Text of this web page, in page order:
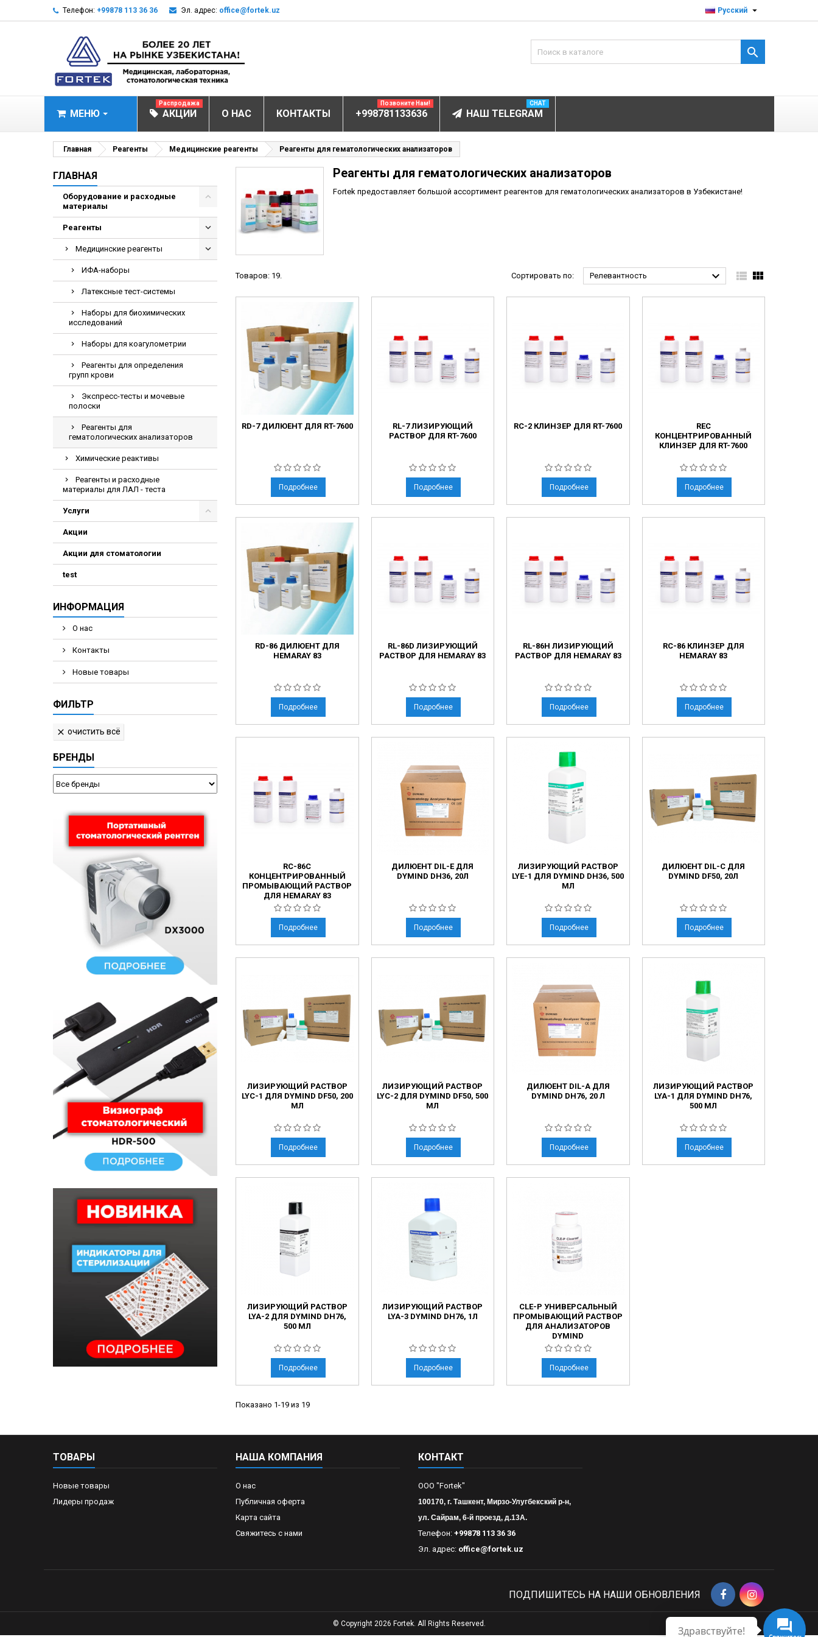
Телефон: +99878 113 36 36 Эл. адрес: office@fortek.uz Русский 

МЕНЮ
МЕДИЦИНСКОЕ ОБОРУДОВАНИЕ
Анализаторы газов и электролитов
Анализатор иммунофлюоресцентный
Анализаторы иммунохемилюминесцентные (ИХЛА)
Анализаторы мочи
Видеокольпоскопы
Видеоэндоскопы
Гематологические анализаторы
Инкубаторы для новорожденных
ИФА-анализаторы и вошеры
Коагулометрия
ЛОР-Комбайны
Насосы шприцевые и инфузионные
ПЦР анализаторы
Рентгеновское оборудование и маммографы
Тракционные кровати
УЗИ аппараты
Электрокардиографы
Электрохирургические коагуляторы
Экстракторы нуклеиновых кислот
АКЦИИ
Распродажа
О НАС КОНТАКТЫ +998781133636
Позвоните Нам!
НАШ TELEGRAM
CHAT
Главная Реагенты Медицинские реагенты Реагенты для гематологических анализаторов
ГЛАВНАЯ
Оборудование и расходные
материалы
Реагенты
Медицинские реагенты
ИФА-наборы
Латексные тест-системы
Наборы для биохимических
исследований
Наборы для коагулометрии
Реагенты для определения
групп крови
Экспресс-тесты и мочевые
полоски
Реагенты для
гематологических анализаторов
Химические реактивы
Реагенты и расходные
материалы для ЛАЛ - теста
Услуги
Акции
Акции для стоматологии
test
ИНФОРМАЦИЯ
О нас
Контакты
Новые товары
ФИЛЬТР
 очистить всё
БРЕНДЫ
Реагенты для гематологических анализаторов
Fortek предоставляет большой ассортимент реагентов для гематологических анализаторов в Узбекистане!
Товаров: 19. Сортировать по: Релевантность   
RD-7 ДИЛЮЕНТ ДЛЯ RT-7600
Подробнее
RL-7 ЛИЗИРУЮЩИЙ
РАСТВОР ДЛЯ RT-7600
Подробнее
RC-2 КЛИНЗЕР ДЛЯ RT-7600
Подробнее
REC
КОНЦЕНТРИРОВАННЫЙ
КЛИНЗЕР ДЛЯ RT-7600
Подробнее
RD-86 ДИЛЮЕНТ ДЛЯ
HEMARAY 83
Подробнее
RL-86D ЛИЗИРУЮЩИЙ
РАСТВОР ДЛЯ HEMARAY 83
Подробнее
RL-86H ЛИЗИРУЮЩИЙ
РАСТВОР ДЛЯ HEMARAY 83
Подробнее
RC-86 КЛИНЗЕР ДЛЯ
HEMARAY 83
Подробнее
RC-86C
КОНЦЕНТРИРОВАННЫЙ
ПРОМЫВАЮЩИЙ РАСТВОР
ДЛЯ HEMARAY 83
Подробнее
ДИЛЮЕНТ DIL-E ДЛЯ
DYMIND DH36, 20Л
Подробнее
ЛИЗИРУЮЩИЙ РАСТВОР
LYE-1 ДЛЯ DYMIND DH36, 500
МЛ
Подробнее
ДИЛЮЕНТ DIL-C ДЛЯ
DYMIND DF50, 20Л
Подробнее
ЛИЗИРУЮЩИЙ РАСТВОР
LYC-1 ДЛЯ DYMIND DF50, 200
МЛ
Подробнее
ЛИЗИРУЮЩИЙ РАСТВОР
LYC-2 ДЛЯ DYMIND DF50, 500
МЛ
Подробнее
ДИЛЮЕНТ DIL-A ДЛЯ
DYMIND DH76, 20 Л
Подробнее
ЛИЗИРУЮЩИЙ РАСТВОР
LYA-1 ДЛЯ DYMIND DH76,
500 МЛ
Подробнее
ЛИЗИРУЮЩИЙ РАСТВОР
LYA-2 ДЛЯ DYMIND DH76,
500 МЛ
Подробнее
ЛИЗИРУЮЩИЙ РАСТВОР
LYA-3 DYMIND DH76, 1Л
Подробнее
CLE-P УНИВЕРСАЛЬНЫЙ
ПРОМЫВАЮЩИЙ РАСТВОР
ДЛЯ АНАЛИЗАТОРОВ
DYMIND
Подробнее
Показано 1-19 из 19
ТОВАРЫ
Новые товары
Лидеры продаж
НАША КОМПАНИЯ
О нас
Публичная оферта
Карта сайта
Свяжитесь с нами
КОНТАКТ
OOO "Fortek"
100170, г. Ташкент, Мирзо-Улугбекский р-н,
ул. Сайрам, 6-й проезд, д.13А.
Телефон: +99878 113 36 36
Эл. адрес: office@fortek.uz
Здравствуйте!
ПОДПИШИТЕСЬ НА НАШИ ОБНОВЛЕНИЯ
© Copyright 2026 Fortek. All Rights Reserved.